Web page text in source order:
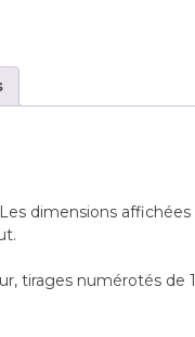
dimensions
tirages numérotés de